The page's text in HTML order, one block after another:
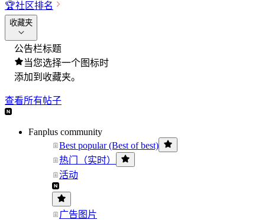
🏆社区排名
收藏夹
公告栏标题
当您选择一个图标时
添加到收藏夹。
查看所有帖子
Fanplus community
Best popular (Best of best)
热门（实时）
活动
广告图片